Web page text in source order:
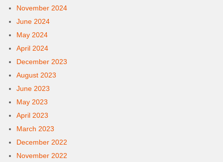
November 2024
June 2024
May 2024
April 2024
December 2023
August 2023
June 2023
May 2023
April 2023
March 2023
December 2022
November 2022